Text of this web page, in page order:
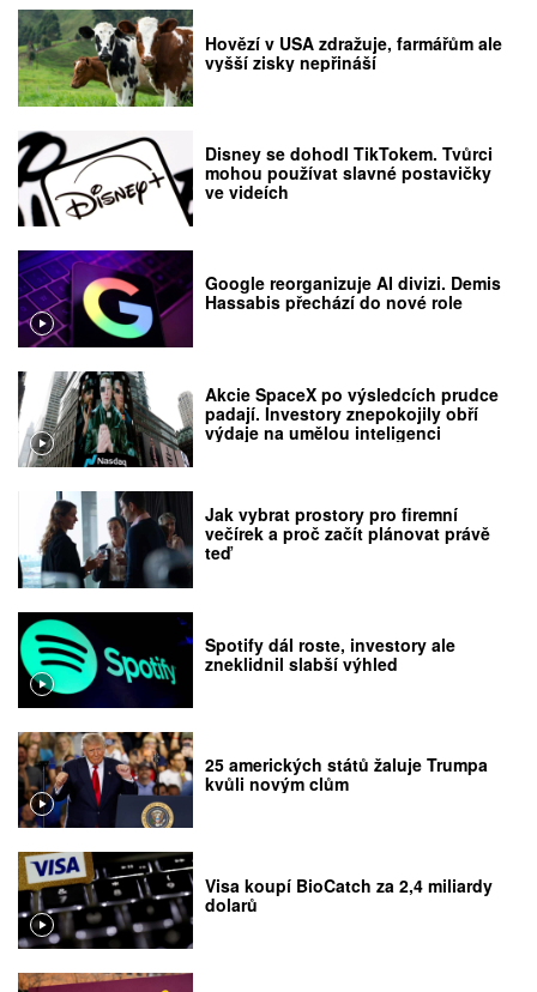
Hovězí v USA zdražuje, farmářům ale
vyšší zisky nepřináší
Disney se dohodl TikTokem. Tvůrci
mohou používat slavné postavičky
ve videích
Google reorganizuje AI divizi. Demis
Hassabis přechází do nové role
Akcie SpaceX po výsledcích prudce
padají. Investory znepokojily obří
výdaje na umělou inteligenci
Jak vybrat prostory pro firemní
večírek a proč začít plánovat právě
teď
Spotify dál roste, investory ale
zneklidnil slabší výhled
25 amerických států žaluje Trumpa
kvůli novým clům
Visa koupí BioCatch za 2,4 miliardy
dolarů